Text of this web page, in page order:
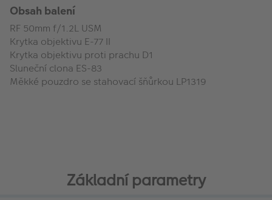
Obsah balení
RF 50mm f/1.2L USM
Krytka objektivu E-77 II
Krytka objektivu proti prachu D1
Sluneční clona ES-83
Měkké pouzdro se stahovací šňůrkou LP1319
Základní parametry